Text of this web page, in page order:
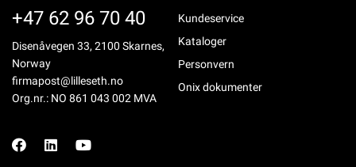
+47 62 96 70 40
Disenåvegen 33, 2100 Skarnes,
Norway
firmapost@lilleseth.no
Org.nr.: NO 861 043 002 MVA
Kundeservice
Kataloger
Personvern
Onix dokumenter